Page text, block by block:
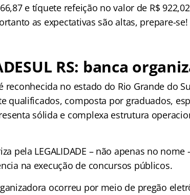
e tíquete refeição no valor de R$
as expectativas são altas, prepare-se!
RS: banca
reconhecida no estado do Rio Grande do
qualificados, composta por graduados,
sólida e complexa estrutura
pela LEGALIDADE – não apenas no nome
na execução de concursos públicos.
ocorreu por meio de pregão